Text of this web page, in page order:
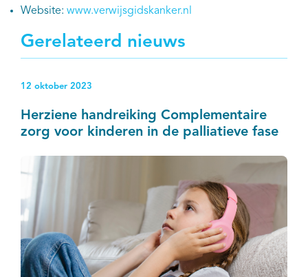
Website: www.verwijsgidskanker.nl
Gerelateerd nieuws
12 oktober 2023
Herziene handreiking Complementaire
zorg voor kinderen in de palliatieve fase